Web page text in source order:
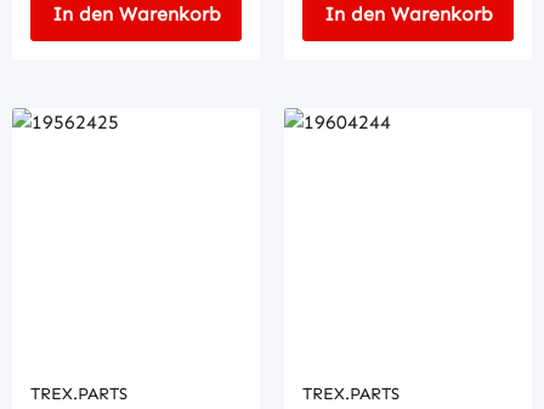
In den Warenkorb In den Warenkorb
TREX.PARTS TREX.PARTS